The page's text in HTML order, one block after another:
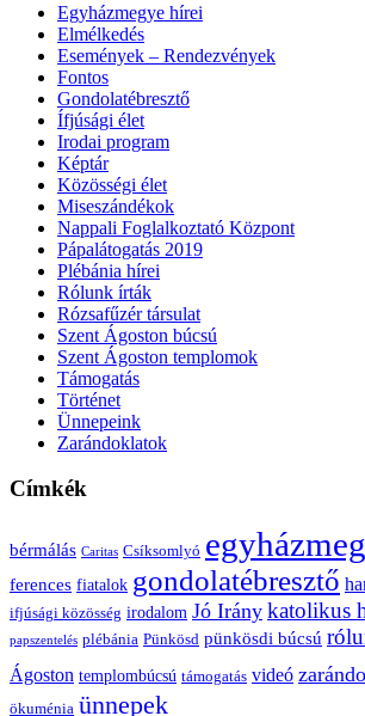
Egyházmegye hírei
Elmélkedés
Események – Rendezvények
Fontos
Gondolatébresztő
Ífjúsági élet
Irodai program
Képtár
Közösségi élet
Miseszándékok
Nappali Foglalkoztató Központ
Pápalátogatás 2019
Plébánia hírei
Rólunk írták
Rózsafűzér társulat
Szent Ágoston búcsú
Szent Ágoston templomok
Támogatás
Történet
Ünnepeink
Zarándoklatok
Címkék
bérmálás Caritas Csíksomlyó
ferences fiatalok gondolatébresztő
ifjúsági közösség irodalom Jó Irány katolikus
papszentelés plébánia Pünkösd pünkösdi búcsú
Ágoston templombúcsú támogatás videó
ökuménia ünnepek